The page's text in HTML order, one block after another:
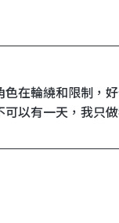
在輪繞和限制，
以有一天，我只做